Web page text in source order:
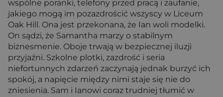
wspólne poranki, telefony przed pracą i zaufanie,
jakiego mogą im pozazdrościć wszyscy w Liceum
Oak Hill. Ona jest przekonana, że Ian woli modelki.
On sądzi, że Samantha marzy o stabilnym
biznesmenie. Oboje trwają w bezpiecznej iluzji
przyjaźni. Szkolne plotki, zazdrość i seria
niefortunnych zdarzeń zaczynają jednak burzyć ich
spokój, a napięcie między nimi staje się nie do
zniesienia. Sam i Ianowi coraz trudniej tłumić w